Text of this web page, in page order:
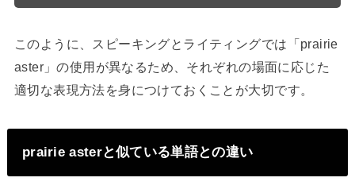
このように、スピーキングとライティングでは「prairie
aster」の使用が異なるため、それぞれの場面に応じた
適切な表現方法を身につけておくことが大切です。
prairie asterと似ている単語との違い